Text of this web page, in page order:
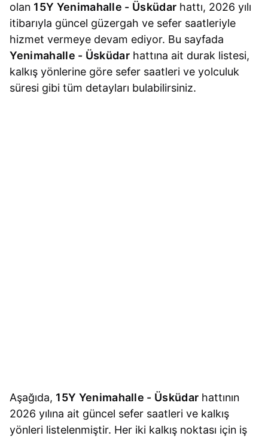
olan 15Y Yenimahalle - Üsküdar hattı, 2026 yılı
itibarıyla güncel güzergah ve sefer saatleriyle
hizmet vermeye devam ediyor. Bu sayfada
Yenimahalle - Üsküdar hattına ait durak listesi,
kalkış yönlerine göre sefer saatleri ve yolculuk
süresi gibi tüm detayları bulabilirsiniz.
Aşağıda, 15Y Yenimahalle - Üsküdar hattının
2026 yılına ait güncel sefer saatleri ve kalkış
yönleri listelenmiştir. Her iki kalkış noktası için iş